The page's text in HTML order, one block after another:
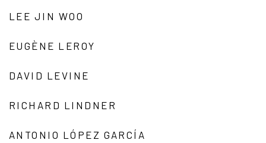
LEE JIN WOO
EUGÈNE LEROY
DAVID LEVINE
RICHARD LINDNER
ANTONIO LÓPEZ GARCÍA